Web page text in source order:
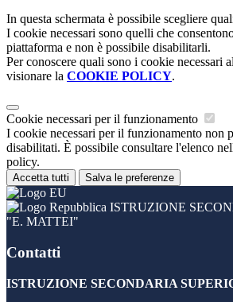
In questa schermata è possibile scegliere
I cookie necessari sono quelli che
piattaforma e non è possibile disabilitarli.
Per conoscere quali sono i cookie necessari
visionare la COOKIE POLICY.
Cookie necessari per il funzionamento
I cookie necessari per il funzionamento non
disabilitati. È possibile consultare l'elenco
policy.
Accetta tutti Salva le preferenze
ISTRUZIONE
"E. MATTEI"
Contatti
ISTRUZIONE SECONDARIA